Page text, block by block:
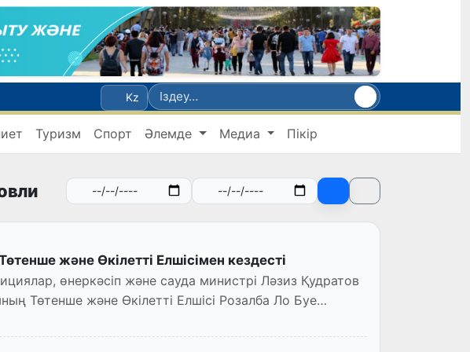
Kz
Туризм Спорт Әлемде Медиа Пікір
және Өкілетті Елшісімен кездесті
өнеркәсіп және сауда министрі Ләзиз Қудратов
Төтенше және Өкілетті Елшісі Розалба Ло Буе